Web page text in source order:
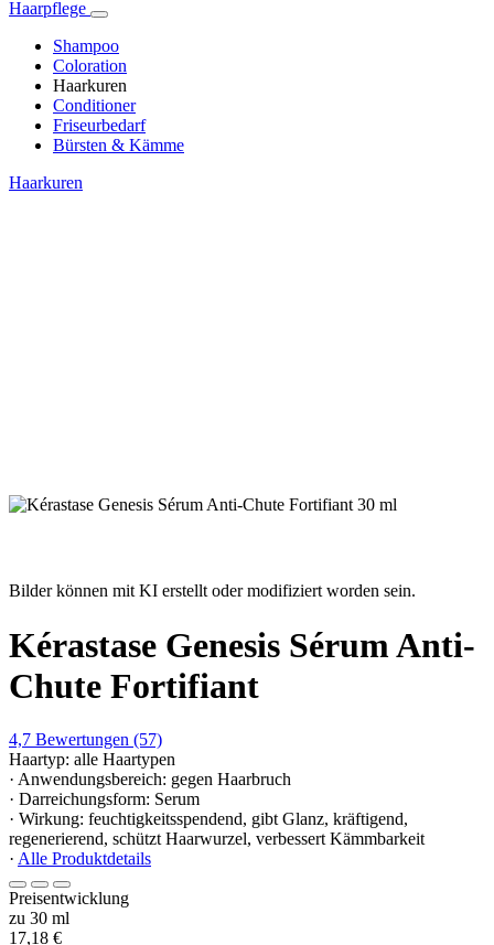
Haarpflege
Shampoo
Coloration
Haarkuren
Conditioner
Friseurbedarf
Bürsten & Kämme
Haarkuren
Bilder können mit KI erstellt oder modifiziert worden sein.
Kérastase Genesis Sérum Anti-
Chute Fortifiant
4,7 Bewertungen (57)
Haartyp: alle Haartypen
· Anwendungsbereich: gegen Haarbruch
· Darreichungsform: Serum
· Wirkung: feuchtigkeitsspendend, gibt Glanz, kräftigend,
regenerierend, schützt Haarwurzel, verbessert Kämmbarkeit
· Alle Produktdetails
Preisentwicklung
zu 30 ml
17,18 €